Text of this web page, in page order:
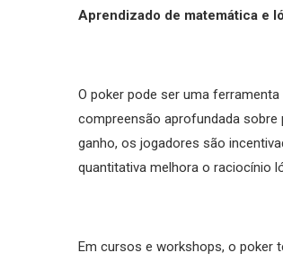
Aprendizado de matemática e
O poker pode ser uma
compreensão aprofundada sobre
ganho, os jogadores são
quantitativa melhora o raciocínio
Em cursos e workshops, o poker